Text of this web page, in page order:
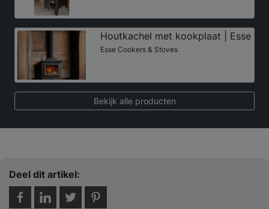
Houtkachel met kookplaat | Esse
Esse Cookers & Stoves
Bekijk alle producten
Deel dit artikel: